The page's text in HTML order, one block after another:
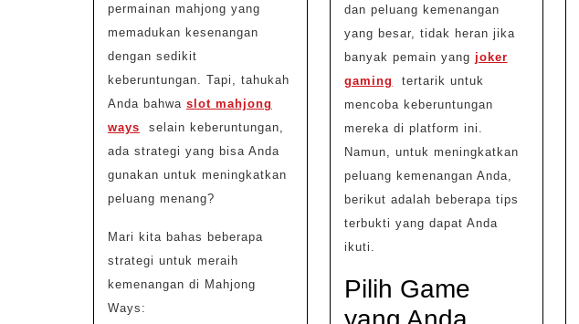
permainan mahjong yang
memadukan kesenangan
dengan sedikit
keberuntungan. Tapi, tahukah
Anda bahwa slot mahjong
ways selain keberuntungan,
ada strategi yang bisa Anda
gunakan untuk meningkatkan
peluang menang?
Mari kita bahas beberapa
strategi untuk meraih
kemenangan di Mahjong
Ways:
dan peluang kemenangan
yang besar, tidak heran jika
banyak pemain yang joker
gaming
tertarik untuk
mencoba keberuntungan
mereka di platform ini.
Namun, untuk meningkatkan
peluang kemenangan Anda,
berikut adalah beberapa tips
terbukti yang dapat Anda
ikuti.
Pilih Game